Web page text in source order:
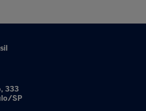
333
SP